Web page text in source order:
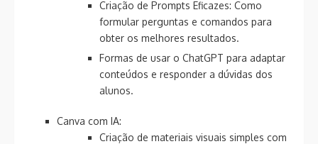
Criação de Prompts Eficazes: Como
formular perguntas e comandos para
obter os melhores resultados.
Formas de usar o ChatGPT para adaptar
conteúdos e responder a dúvidas dos
alunos.
Canva com IA:
Criação de materiais visuais simples com